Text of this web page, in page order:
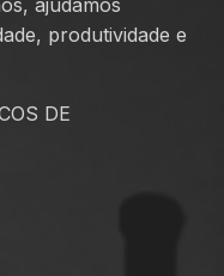
produtividade e
DE